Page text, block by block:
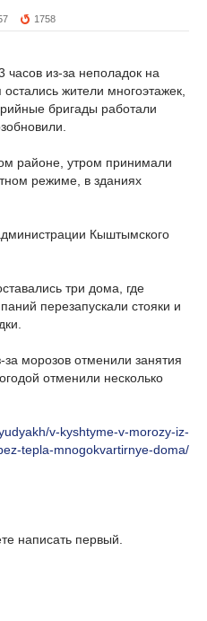
1758
из-за неполадок на
жители многоэтажек,
бригады работали
районе, утром принимали
режиме, в зданиях
Кыштымского
три дома, где
перезапускали стояки и
морозов отменили занятия
отменили несколько
v-kyshtyme-v-morozy-iz-
tepla-mnogokvartirnye-doma/
написать первый.